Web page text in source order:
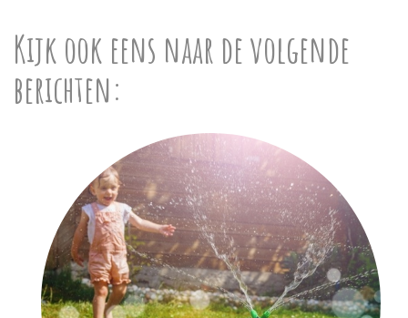
Kijk ook eens naar de volgende
berichten: